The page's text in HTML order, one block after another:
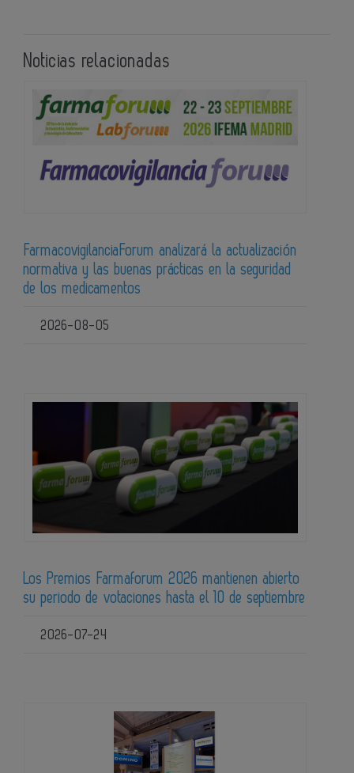
Noticias relacionadas
FarmacovigilanciaForum analizará la actualización
normativa y las buenas prácticas en la seguridad
de los medicamentos
2026-08-05
Los Premios Farmaforum 2026 mantienen abierto
su periodo de votaciones hasta el 10 de septiembre
2026-07-24